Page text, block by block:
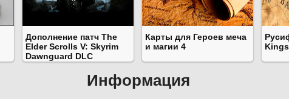
Дополнение патч The
Elder Scrolls V: Skyrim
Dawnguard DLC
Карты для Героев меча
и магии 4
Информация